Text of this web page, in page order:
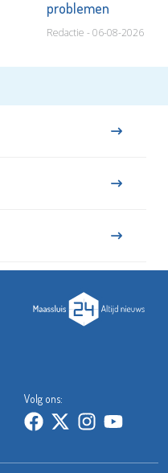
problemen
Redactie - 06-08-2026
Volg ons: